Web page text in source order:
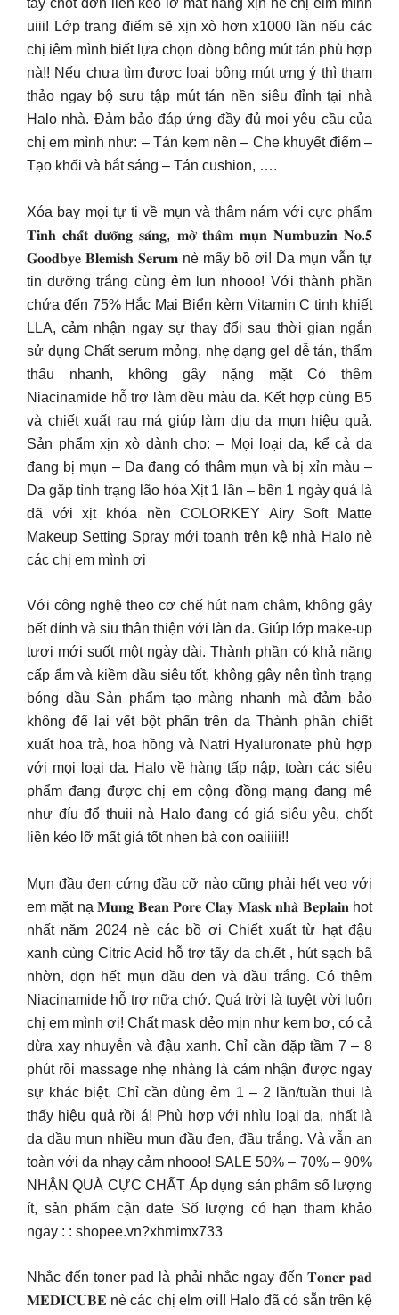
tay chốt đơn liền kẻo lỡ mất hàng xịn nè chị elm mình
uiii! Lớp trang điểm sẽ xịn xò hơn x1000 lần nếu các
chị iêm mình biết lựa chọn dòng bông mút tán phù hợp
nà!! Nếu chưa tìm được loại bông mút ưng ý thì tham
thảo ngay bộ sưu tập mút tán nền siêu đỉnh tại nhà
Halo nhà. Đảm bảo đáp ứng đầy đủ mọi yêu cầu của
chị em mình như: – Tán kem nền – Che khuyết điểm –
Tạo khối và bắt sáng – Tán cushion, ….
Xóa bay mọi tự ti về mụn và thâm nám với cực phẩm
𝐓𝐢𝐧𝐡 𝐜𝐡𝐚̂́𝐭 𝐝𝐮̛𝐨̛̃𝐧𝐠 𝐬𝐚́𝐧𝐠, 𝐦𝐨̛̀ 𝐭𝐡𝐚̂𝐦 𝐦𝐮̣𝐧 𝐍𝐮𝐦𝐛𝐮𝐳𝐢𝐧 𝐍𝐨.𝟓
𝐆𝐨𝐨𝐝𝐛𝐲𝐞 𝐁𝐥𝐞𝐦𝐢𝐬𝐡 𝐒𝐞𝐫𝐮𝐦 nè mấy bồ ơi! Da mụn vẫn tự
tin dưỡng trắng cùng ẻm lun nhooo! Với thành phần
chứa đến 75% Hắc Mai Biển kèm Vitamin C tinh khiết
LLA, cảm nhận ngay sự thay đổi sau thời gian ngắn
sử dụng Chất serum mỏng, nhẹ dạng gel dễ tán, thẩm
thấu nhanh, không gây nặng mặt Có thêm
Niacinamide hỗ trợ làm đều màu da. Kết hợp cùng B5
và chiết xuất rau má giúp làm dịu da mụn hiệu quả.
Sản phẩm xịn xò dành cho: – Mọi loại da, kể cả da
đang bị mụn – Da đang có thâm mụn và bị xỉn màu –
Da gặp tình trạng lão hóa Xịt 1 lần – bền 1 ngày quá là
đã với xịt khóa nền COLORKEY Airy Soft Matte
Makeup Setting Spray mới toanh trên kệ nhà Halo nè
các chị em mình ơi
Với công nghệ theo cơ chế hút nam châm, không gây
bết dính và siu thân thiện với làn da. Giúp lớp make-up
tươi mới suốt một ngày dài. Thành phần có khả năng
cấp ẩm và kiềm dầu siêu tốt, không gây nên tình trạng
bóng dầu Sản phẩm tạo màng nhanh mà đảm bảo
không để lại vết bột phấn trên da Thành phần chiết
xuất hoa trà, hoa hồng và Natri Hyaluronate phù hợp
với mọi loại da. Halo về hàng tấp nập, toàn các siêu
phẩm đang được chị em cộng đồng mạng đang mê
như đíu đổ thuii nà Halo đang có giá siêu yêu, chốt
liền kẻo lỡ mất giá tốt nhen bà con oaiiiii!!
Mụn đầu đen cứng đầu cỡ nào cũng phải hết veo với
em mặt nạ 𝐌𝐮𝐧𝐠 𝐁𝐞𝐚𝐧 𝐏𝐨𝐫𝐞 𝐂𝐥𝐚𝐲 𝐌𝐚𝐬𝐤 𝐧𝐡𝐚̀ 𝐁𝐞𝐩𝐥𝐚𝐢𝐧 hot
nhất năm 2024 nè các bồ ơi Chiết xuất từ hạt đậu
xanh cùng Citric Acid hỗ trợ tẩy da ch.ết , hút sạch bã
nhờn, dọn hết mụn đầu đen và đầu trắng. Có thêm
Niacinamide hỗ trợ nữa chớ. Quá trời là tuyệt vời luôn
chị em mình ơi! Chất mask dẻo mịn như kem bơ, có cả
dừa xay nhuyễn và đậu xanh. Chỉ cần đặp tầm 7 – 8
phút rồi massage nhẹ nhàng là cảm nhận được ngay
sự khác biệt. Chỉ cần dùng ẻm 1 – 2 lần/tuần thui là
thấy hiệu quả rồi á! Phù hợp với nhìu loại da, nhất là
da dầu mụn nhiều mụn đầu đen, đầu trắng. Và vẫn an
toàn với da nhạy cảm nhooo! SALE 50% – 70% – 90%
NHẬN QUÀ CỰC CHẤT Áp dụng sản phẩm số lượng
ít, sản phẩm cận date Số lượng có hạn tham khảo
ngay : : shopee.vn?xhmimx733
Nhắc đến toner pad là phải nhắc ngay đến 𝐓𝐨𝐧𝐞𝐫 𝐩𝐚𝐝
𝐌𝐄𝐃𝐈𝐂𝐔𝐁𝐄 nè các chị elm ơi!! Halo đã có sẵn trên kệ